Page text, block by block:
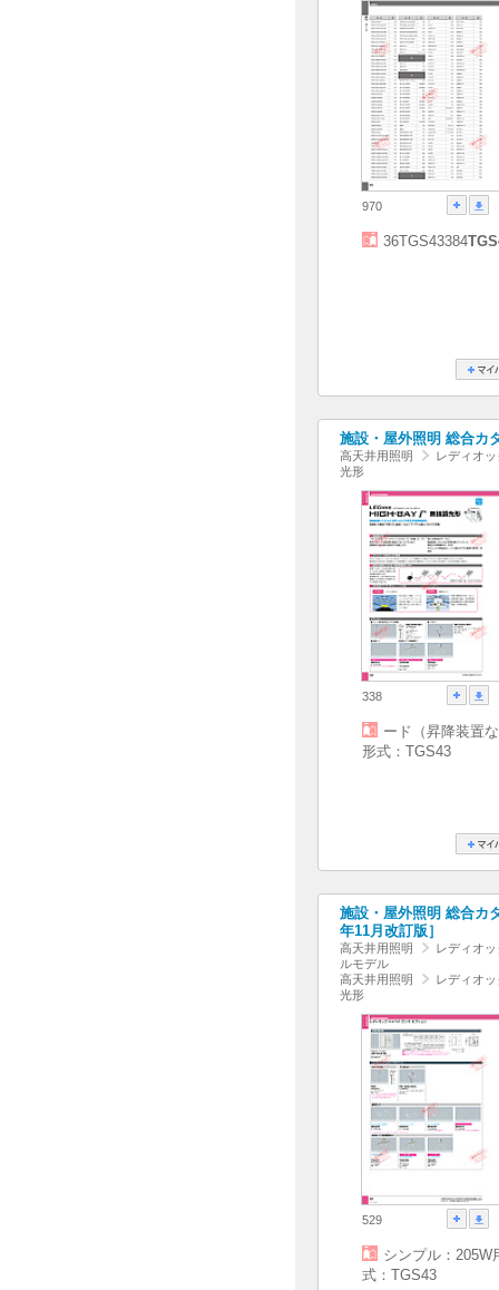
970
36TGS43384
施設・屋外照明 総合カ
高天井用照明
レディオ
光形
338
ード（昇降装置
形式：TGS43
施設・屋外照明 総合カ
年11月改訂版］
高天井用照明
レディオ
ルモデル
高天井用照明
レディオ
光形
529
シンプル：205W
式：TGS43